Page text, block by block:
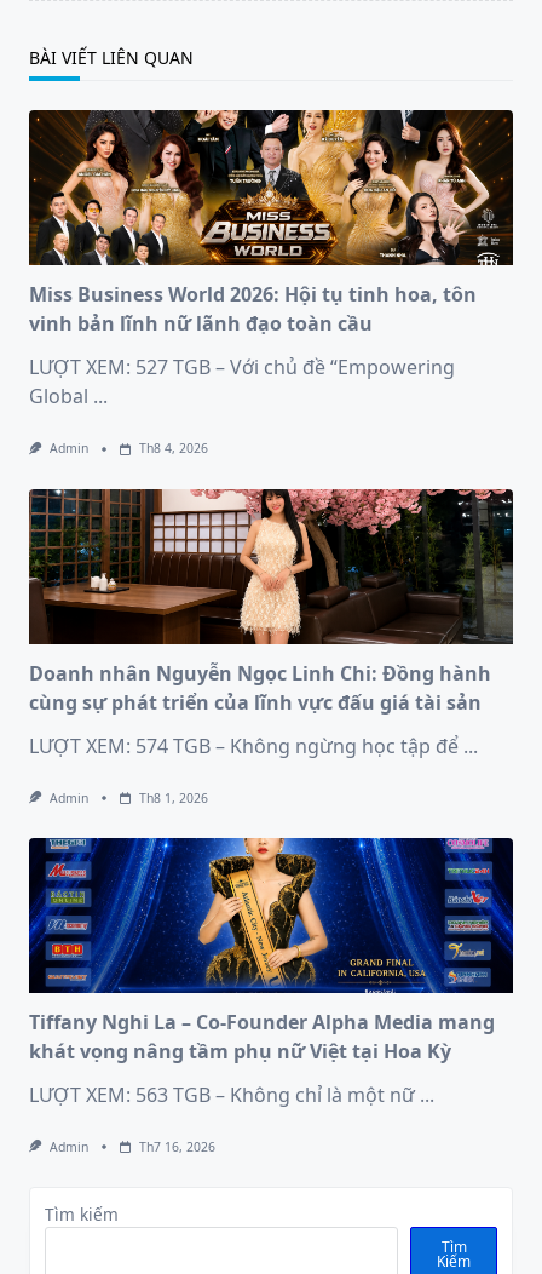
BÀI VIẾT LIÊN QUAN
Miss Business World 2026: Hội tụ tinh hoa, tôn
vinh bản lĩnh nữ lãnh đạo toàn cầu
LƯỢT XEM: 527 TGB – Với chủ đề “Empowering
Global ...
Admin Th8 4, 2026
Doanh nhân Nguyễn Ngọc Linh Chi: Đồng hành
cùng sự phát triển của lĩnh vực đấu giá tài sản
LƯỢT XEM: 574 TGB – Không ngừng học tập để ...
Admin Th8 1, 2026
Tiffany Nghi La – Co-Founder Alpha Media mang
khát vọng nâng tầm phụ nữ Việt tại Hoa Kỳ
LƯỢT XEM: 563 TGB – Không chỉ là một nữ ...
Admin Th7 16, 2026
Tìm kiếm
Tìm
Kiếm